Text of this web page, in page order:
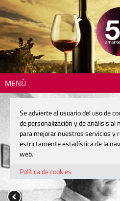
MENÚ
Se advierte al usuario del uso de
de personalización y de análisis al
para mejorar nuestros servicios y
estrictamente estadística de la
web.
Política de cookies